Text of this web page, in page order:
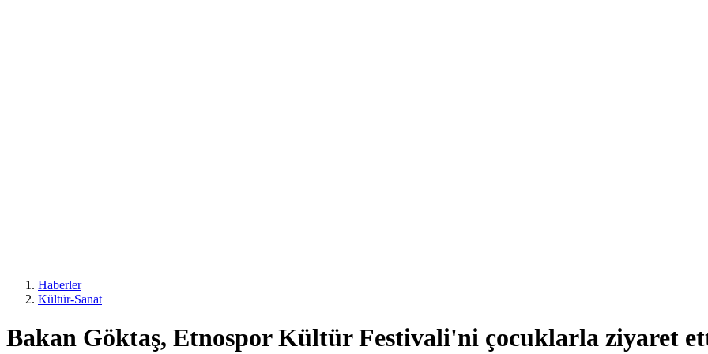
Haberler
Kültür-Sanat
Bakan Göktaş, Etnospor Kültür Festivali'ni çocuklarla ziyaret